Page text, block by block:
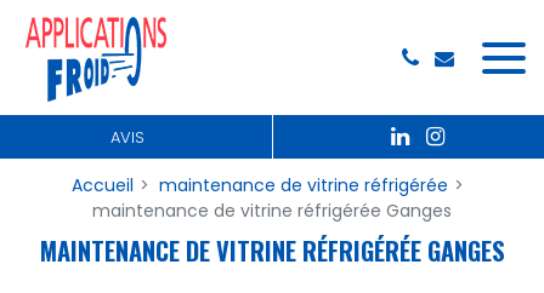
AVIS
Accueil
maintenance de vitrine réfrigérée
maintenance de vitrine réfrigérée Ganges
MAINTENANCE DE VITRINE RÉFRIGÉRÉE GANGES
Panneau de gestion des cookies